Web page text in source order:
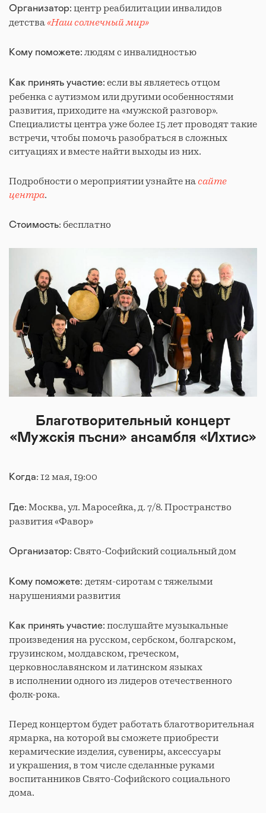
Организатор: центр реабилитации инвалидов
детства«Наш солнечный мир»
Кому поможете: людям с инвалидностью
Как принять участие: если вы являетесь отцом
ребенка с аутизмом или другими особенностями
развития, приходите на «мужской разговор».
Специалисты центра уже более 15 лет проводят такие
встречи, чтобы помочь разобраться в сложных
ситуациях и вместе найти выходы из них.
Подробности о мероприятии узнайте насайте
центра.
Стоимость: бесплатно
Благотворительный концерт
«Мужскiя пъсни» ансамбля «Ихтис»
Когда: 12 мая, 19:00
Где: Москва, ул. Маросейка, д. 7/8. Пространство
развития «Фавор»
Организатор: Свято-Софийский социальный дом
Кому поможете: детям-сиротам с тяжелыми
нарушениями развития
Как принять участие: послушайте музыкальные
произведения на русском, сербском, болгарском,
грузинском, молдавском, греческом,
церковнославянском и латинском языках
в исполнении одного из лидеров отечественного
фолк-рока.
Перед концертом будет работать благотворительная
ярмарка, на которой вы сможете приобрести
керамические изделия, сувениры, аксессуары
и украшения, в том числе сделанные руками
воспитанников Свято-Софийского социального
дома.